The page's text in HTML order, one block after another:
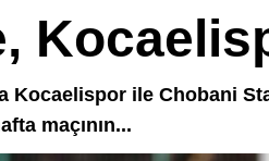
Kocaelispor ile Chobani
maçının...